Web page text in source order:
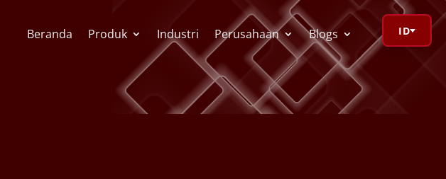
Beranda Produk Industri Perusahaan Blogs ID